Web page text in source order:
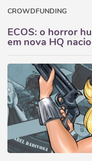
CROWDFUNDING
ECOS: o horror
em nova HQ